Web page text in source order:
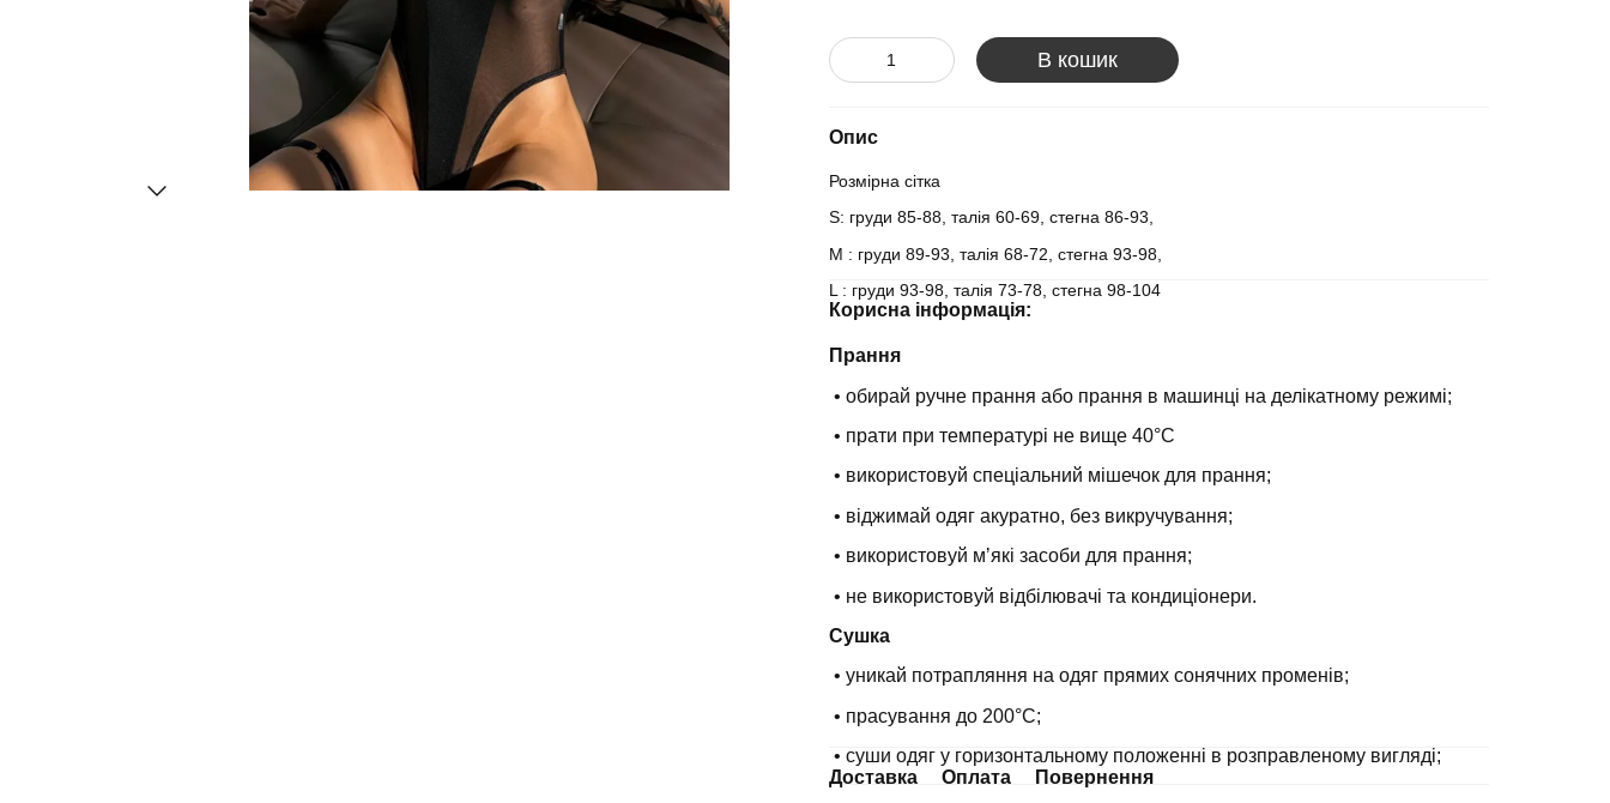
В кошик
Опис
Розмірна сітка
S: груди 85-88, талія 60-69, стегна 86-93,
М : груди 89-93, талія 68-72, стегна 93-98,
L : груди 93-98, талія 73-78, стегна 98-104
Корисна інформація:
Прання
• обирай ручне прання або прання в машинці на делікатному режимі;
• прати при температурі не вище 40°С
• використовуй спеціальний мішечок для прання;
• віджимай одяг акуратно, без викручування;
• використовуй мʼякі засоби для прання;
• не використовуй відбілювачі та кондиціонери.
Сушка
• уникай потрапляння на одяг прямих сонячних променів;
• прасування до 200°С;
• суши одяг у горизонтальному положенні в розправленому вигляді;
Доставка
Оплата
Повернення